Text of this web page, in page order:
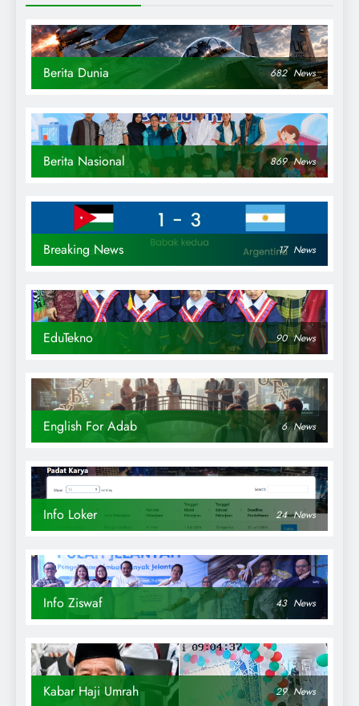
Berita Dunia 682 News
Berita Nasional 869 News
Breaking News 17 News
EduTekno 90 News
English For Adab 6 News
Info Loker 24 News
Info Ziswaf 43 News
Kabar Haji Umrah 29 News